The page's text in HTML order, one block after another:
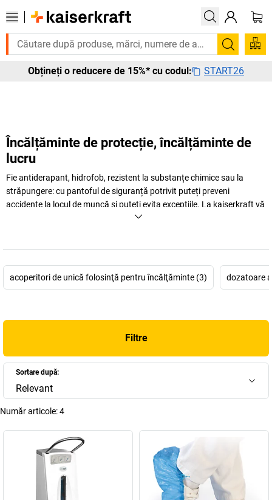
Vă trebuie urgent? Multe produse sunt livrate în termen de o
Căutare
Obțineți o reducere de 15%* cu codul: START26
Încălțăminte de protecție, încălțăminte de
lucru
Fie antiderapant, hidrofob, rezistent la substanțe chimice sau la
străpungere: cu pantoful de siguranță potrivit puteți preveni
accidente la locul de muncă și puteți evita excepțiile. La kaiserkraft vă
oferim încălțăminte de siguranță pentru diferite domenii de utilizare –
+Mai mult
acoperitori de unică folosinţă pentru încălţăminte (3)
dozatoare
Filtre
Sortare după:
Relevant
Număr articole:4